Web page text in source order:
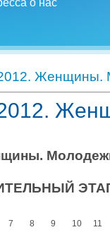
о нас
Женщины.
7 8 9 10
11